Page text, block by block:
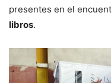
presentes en el
libros.